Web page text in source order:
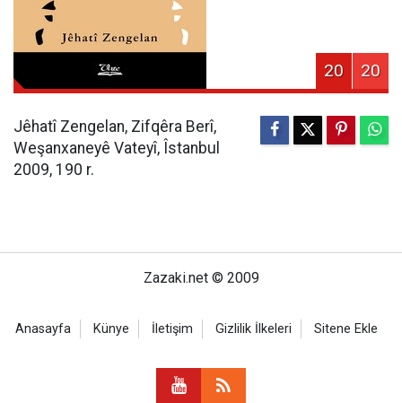
20 20
Jêhatî Zengelan, Zifqêra Berî,
Weşanxaneyê Vateyî, Îstanbul
2009, 190 r.
Zazaki.net © 2009
Anasayfa Künye İletişim Gizlilik İlkeleri Sitene Ekle